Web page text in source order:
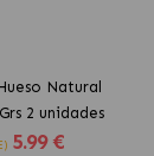
Natural
2 unidades
2 unidades
5.99 €